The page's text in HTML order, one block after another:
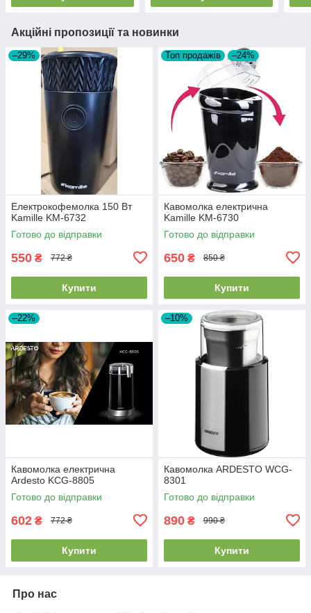
Акційні пропозиції та новинки
–29%
Електрокофемолка 150 Вт
Kamille KM-6732
Готово до відправки
550 ₴ 772 ₴
Купити
Топ продажів –24%
Кавомолка електрична
Kamille KM-6730
Готово до відправки
650 ₴ 850 ₴
Купити
–22%
Кавомолка електрична
Ardesto KCG-8805
Готово до відправки
602 ₴ 772 ₴
Купити
–10%
Кавомолка ARDESTO WCG-
8301
Готово до відправки
890 ₴ 990 ₴
Купити
Про нас